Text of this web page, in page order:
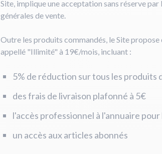
Site, implique une acceptation sans réserve
générales de vente.
Outre les produits commandés, le Site
appellé "Illimité" à 19€/mois, incluant :
5% de réduction sur tous les produits
des frais de livraison plafonné à 5€
l'accès professionnel à l'annuaire
un accès aux articles abonnés